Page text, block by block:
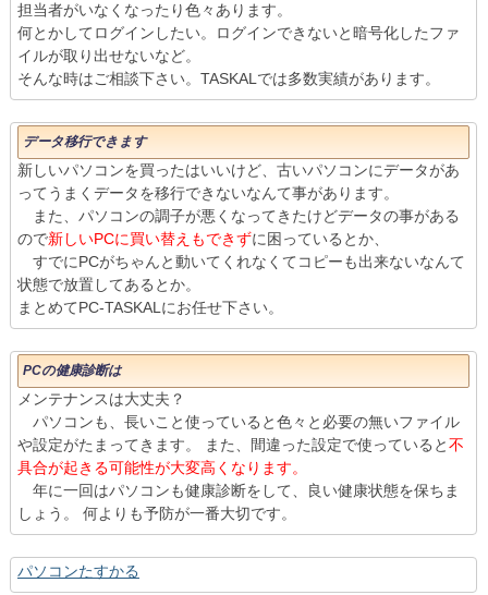
担当者がいなくなったり色々あります。
何とかしてログインしたい。ログインできないと暗号化したファ
イルが取り出せないなど。
そんな時はご相談下さい。TASKALでは多数実績があります。
データ移行できます
新しいパソコンを買ったはいいけど、古いパソコンにデータがあ
ってうまくデータを移行できないなんて事があります。
また、パソコンの調子が悪くなってきたけどデータの事がある
ので新しいPCに買い替えもできずに困っているとか、
すでにPCがちゃんと動いてくれなくてコピーも出来ないなんて
状態で放置してあるとか。
まとめてPC-TASKALにお任せ下さい。
PCの健康診断は
メンテナンスは大丈夫？
パソコンも、長いこと使っていると色々と必要の無いファイル
や設定がたまってきます。 また、間違った設定で使っていると不
具合が起きる可能性が大変高くなります。
年に一回はパソコンも健康診断をして、良い健康状態を保ちま
しょう。 何よりも予防が一番大切です。
パソコンたすかる